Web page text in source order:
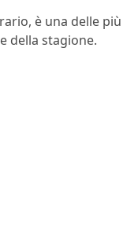
è una delle più
della stagione.